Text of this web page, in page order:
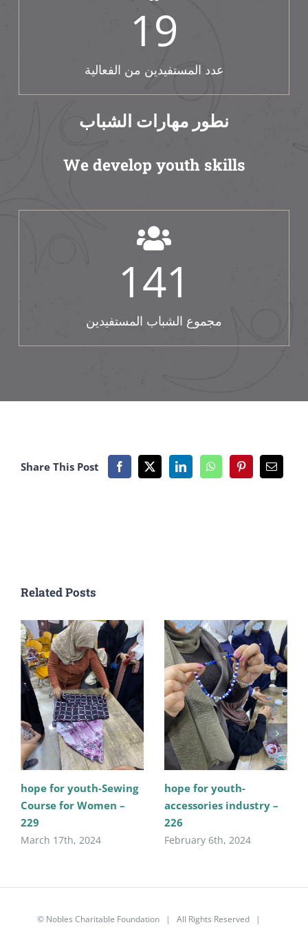
19
عدد المستفيدين من الفعالية
نطور مهارات الشباب
We develop youth skills
141
مجموع الشباب المستفيدين
Share This Post
Related Posts
hope for youth-Sewing
Course for Women –
229
March 17th, 2024
hope for youth-
accessories industry –
226
February 6th, 2024
© Nobles Charitable Foundation | All Rights Reserved |